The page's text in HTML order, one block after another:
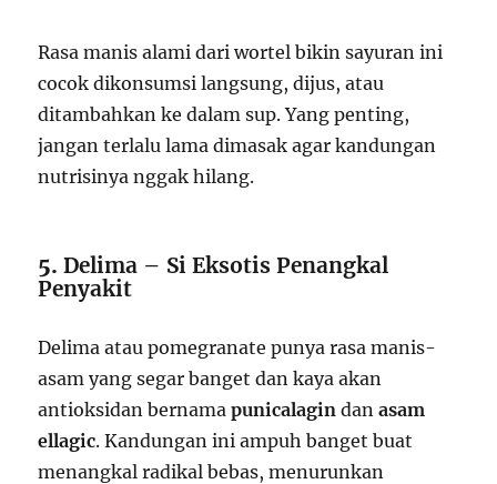
Rasa manis alami dari wortel bikin sayuran ini
cocok dikonsumsi langsung, dijus, atau
ditambahkan ke dalam sup. Yang penting,
jangan terlalu lama dimasak agar kandungan
nutrisinya nggak hilang.
5.Delima – Si Eksotis Penangkal
Penyakit
Delima atau pomegranate punya rasa manis-
asam yang segar banget dan kaya akan
antioksidan bernamapunicalagin danasam
ellagic. Kandungan ini ampuh banget buat
menangkal radikal bebas, menurunkan